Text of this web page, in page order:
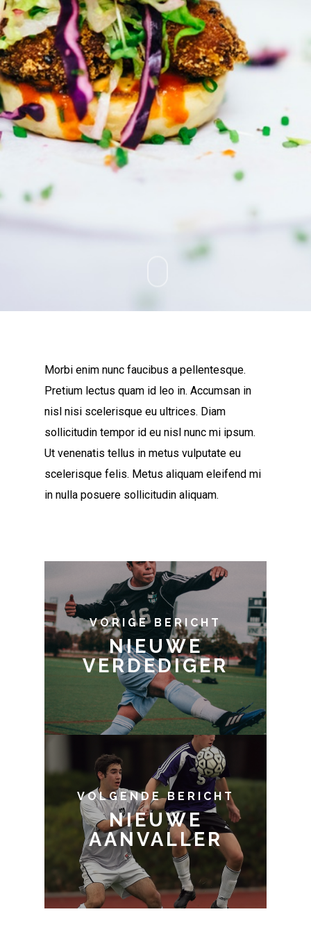
Morbi enim nunc faucibus a pellentesque.
Pretium lectus quam id leo in. Accumsan in
nisl nisi scelerisque eu ultrices. Diam
sollicitudin tempor id eu nisl nunc mi ipsum.
Ut venenatis tellus in metus vulputate eu
scelerisque felis. Metus aliquam eleifend mi
in nulla posuere sollicitudin aliquam.
VORIGE BERICHT
NIEUWE
VERDEDIGER
VOLGENDE BERICHT
NIEUWE
AANVALLER